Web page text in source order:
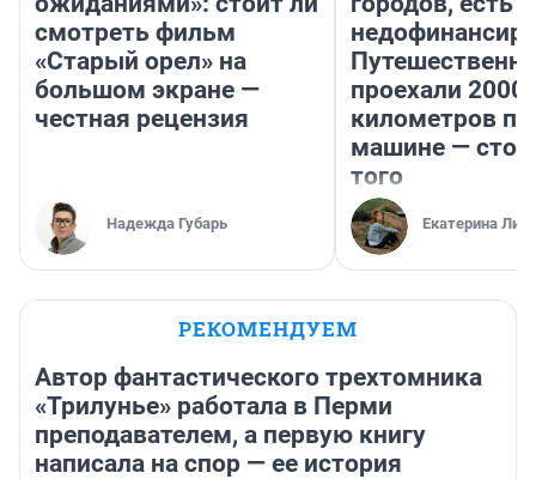
смотреть фильм
«Старый орел» на
большом экране —
честная рецензия
Надежда Губарь
проехали 2000
километров по
машине —
того
Екатерина
РЕКОМЕНДУЕМ
Автор фантастического трехтомника
«Трилунье» работала в Перми
преподавателем, а первую книгу
написала на спор — ее история